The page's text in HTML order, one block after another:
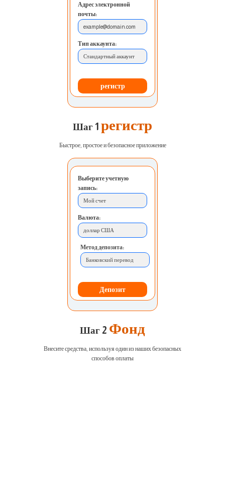
Адрес электронной
почты:
example@domain.com
Тип аккаунта:
Стандартный аккаунт
регистр
Шаг 1 регистр
Быстрое, простое и безопасное приложение
Выберите учетную
запись:
Мой счет
Валюта:
доллар США
Метод депозита:
Банковский перевод
Депозит
Шаг 2 Фонд
Внесите средства, используя один из наших безопасных
способов оплаты